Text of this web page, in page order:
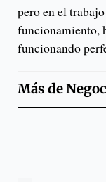
pero en el
funcionamiento,
funcionando
Más de